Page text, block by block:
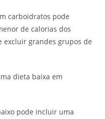
carboidratos pode
de calorias dos
excluir grandes grupos de
dieta baixa em
pode incluir uma